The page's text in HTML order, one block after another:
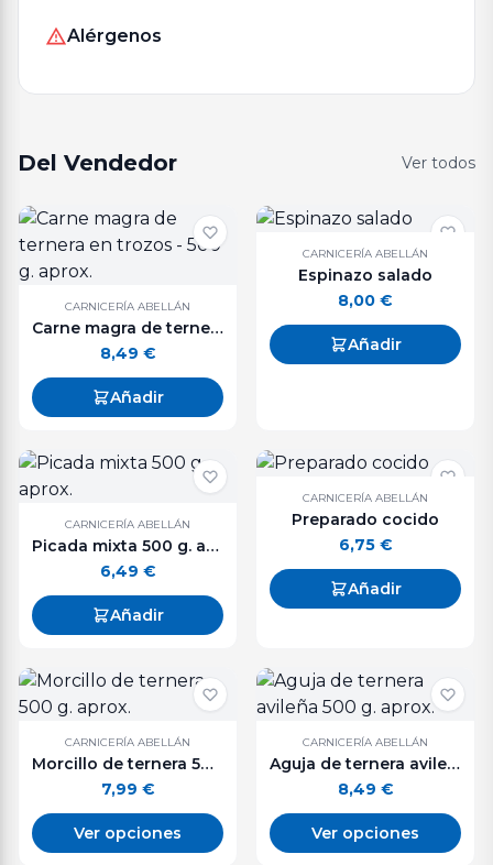
Alérgenos
Del Vendedor Ver todos
CARNICERÍA ABELLÁN
Carne magra de ternera en trozos - 500 g. aprox.
8,49 €
Añadir
CARNICERÍA ABELLÁN
Espinazo salado
8,00 €
Añadir
CARNICERÍA ABELLÁN
Picada mixta 500 g. aprox.
6,49 €
Añadir
CARNICERÍA ABELLÁN
Preparado cocido
6,75 €
Añadir
CARNICERÍA ABELLÁN
Morcillo de ternera 500 g. aprox.
7,99 €
Ver opciones
CARNICERÍA ABELLÁN
Aguja de ternera avileña 500 g. aprox.
8,49 €
Ver opciones